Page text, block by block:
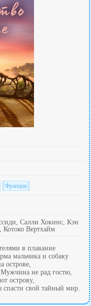
Франция
Салли Хокинс, Кэн
Котоко Вертхайм
в плавание
мальчика и собаку
острове,
Мужчина не рад гостю,
острову,
спасти свой тайный мир.